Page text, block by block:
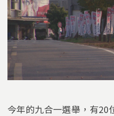
今年的九合一選舉，有20